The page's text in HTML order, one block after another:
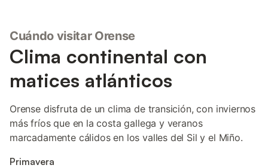
Cuándo visitar Orense
Clima continental con
matices atlánticos
Orense disfruta de un clima de transición, con inviernos
más fríos que en la costa gallega y veranos
marcadamente cálidos en los valles del Sil y el Miño.
Primavera